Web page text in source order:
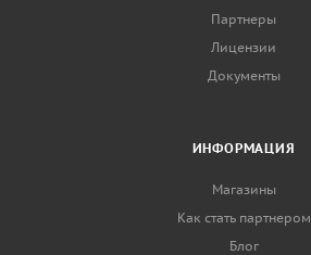
Партнеры
Лицензии
Документы
ИНФОРМАЦИЯ
Магазины
Как стать партнером
Блог